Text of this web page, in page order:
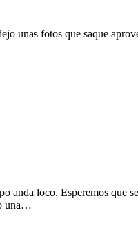
unas fotos que saque
loco. Esperemos que
una…